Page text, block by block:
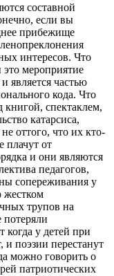
составной
если вы
прибежище
интересов. Что
это мероприятие
является частью
кода. Что
книгой, спектаклем,
катарсиса,
оттого, что их кто-
плачут от
и они являются
педагогов,
сопереживания у
жестком
трупов на
когда у детей при
поэзии перестанут
можно говорить о
патриотических